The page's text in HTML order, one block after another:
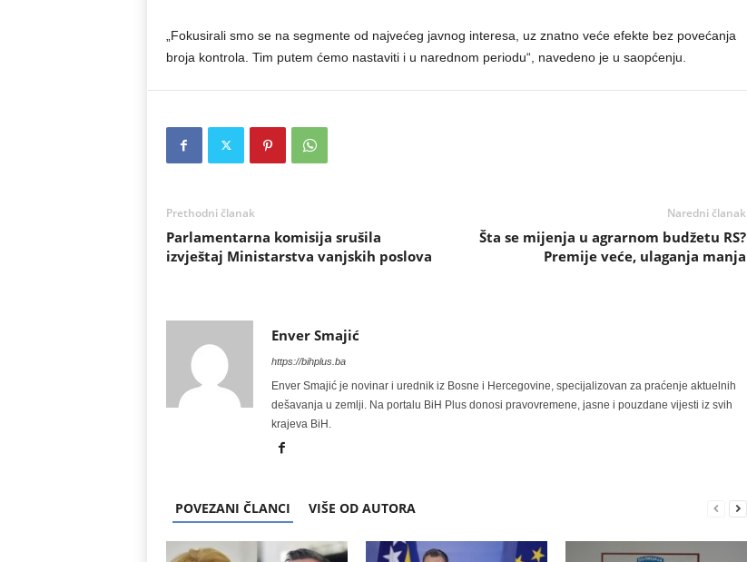
„Fokusirali smo se na segmente od najvećeg javnog interesa, uz znatno veće efekte bez povećanja
broja kontrola. Tim putem ćemo nastaviti i u narednom periodu“, navedeno je u saopćenju.
Prethodni članak
Parlamentarna komisija srušila
izvještaj Ministarstva vanjskih poslova
Naredni članak
Šta se mijenja u agrarnom budžetu RS?
Premije veće, ulaganja manja
Enver Smajić
https://bihplus.ba
Enver Smajić je novinar i urednik iz Bosne i Hercegovine, specijalizovan za praćenje aktuelnih
dešavanja u zemlji. Na portalu BiH Plus donosi pravovremene, jasne i pouzdane vijesti iz svih
krajeva BiH.
POVEZANI ČLANCI VIŠE OD AUTORA